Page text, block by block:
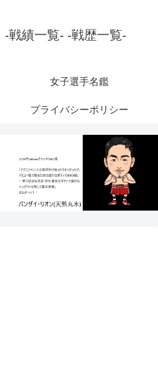
績一覧- -戦歴一覧-
女子選手名鑑
プライバシーポリシー